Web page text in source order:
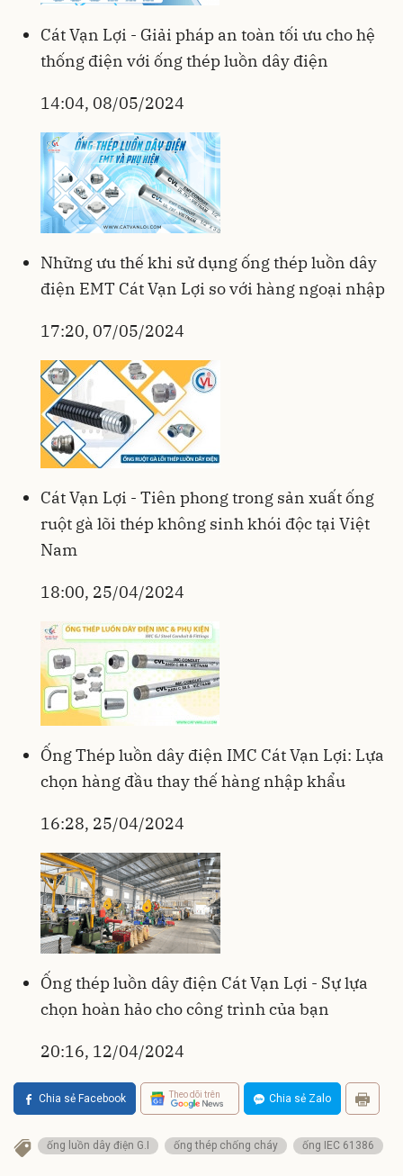
Cát Vạn Lợi - Giải pháp an toàn tối ưu cho hệ
thống điện với ống thép luồn dây điện
14:04, 08/05/2024
Những ưu thế khi sử dụng ống thép luồn dây
điện EMT Cát Vạn Lợi so với hàng ngoại nhập
17:20, 07/05/2024
Cát Vạn Lợi - Tiên phong trong sản xuất ống
ruột gà lõi thép không sinh khói độc tại Việt
Nam
18:00, 25/04/2024
Ống Thép luồn dây điện IMC Cát Vạn Lợi: Lựa
chọn hàng đầu thay thế hàng nhập khẩu
16:28, 25/04/2024
Ống thép luồn dây điện Cát Vạn Lợi - Sự lựa
chọn hoàn hảo cho công trình của bạn
20:16, 12/04/2024
Chia sẻ Facebook Theo dõi trên Chia sẻ Zalo
ống luồn dây điện G.I ống thép chống cháy ống IEC 61386